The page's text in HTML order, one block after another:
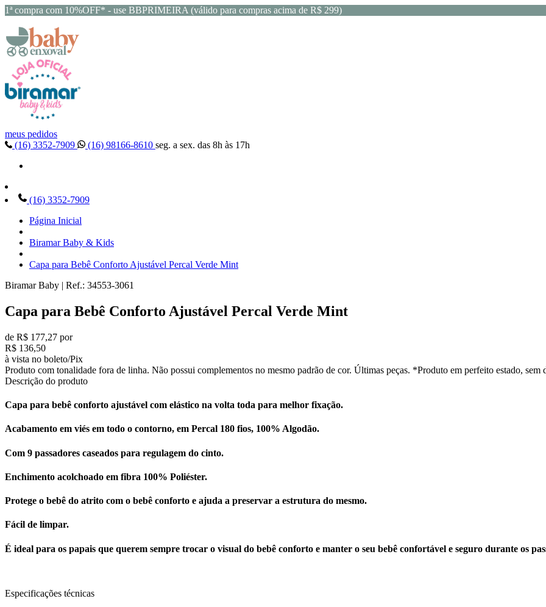
1ª compra com 10%OFF* - use BBPRIMEIRA (válido para compras acima de R$ 299)
meus pedidos
(16) 3352-7909
(16) 98166-8610 seg. a sex. das 8h às 17h
(16) 3352-7909
Página Inicial
Biramar Baby & Kids
Capa para Bebê Conforto Ajustável Percal Verde Mint
Biramar Baby | Ref.: 34553-3061
Capa para Bebê Conforto Ajustável Percal Verde Mint
de R$ 177,27 por
R$ 136,50
à vista no boleto/Pix
Produto com tonalidade fora de linha. Não possui complementos no mesmo padrão de cor. Últimas peças. *Produto em perfeito estado,
Descrição do produto
Capa para bebê conforto ajustável com elástico na volta toda para melhor fixação.
Acabamento em viés em todo o contorno, em Percal 180 fios, 100% Algodão.
Com 9 passadores caseados para regulagem do cinto.
Enchimento acolchoado em fibra 100% Poliéster.
Protege o bebê do atrito com o bebê conforto e ajuda a preservar a estrutura do mesmo.
Fácil de limpar.
É ideal para os papais que querem sempre trocar o visual do bebê conforto e manter o seu bebê confortável e seguro durante os
Especificações técnicas